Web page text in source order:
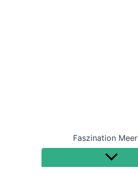
Faszination Meer